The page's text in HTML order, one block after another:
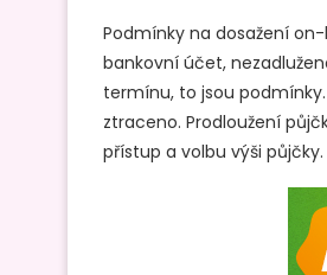
Podmínky na dosažení
bankovní účet,
termínu, to jsou
ztraceno. Prodloužení
přístup a volbu výši